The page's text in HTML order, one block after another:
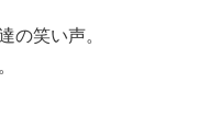
の笑い声。